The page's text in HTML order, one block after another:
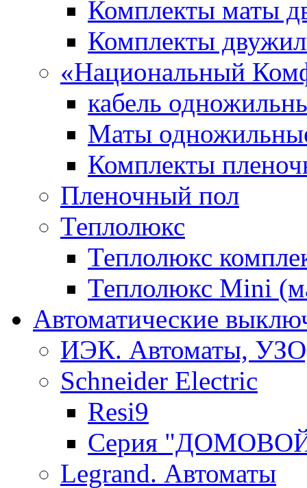
Комплекты маты
Комплекты
«Национальный
кабель
Маты
Комплекты
Пленочный пол
Теплолюкс
Теплолюкс
Теплолюкс Mini
Автоматические
ИЭК. Автоматы,
Schneider Electric
Resi9
Серия
Legrand. Автоматы